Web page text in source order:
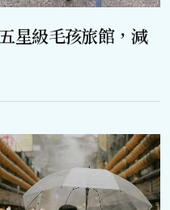
星級毛孩旅館，減